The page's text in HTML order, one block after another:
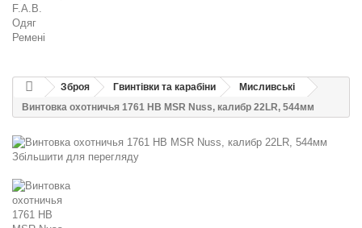
F.A.B.
Одяг
Ремені
Зброя Гвинтівки та карабіни
Мисливські
Винтовка охотничья 1761 HB MSR Nuss, калибр 22LR, 544мм
Збільшити для перегляду